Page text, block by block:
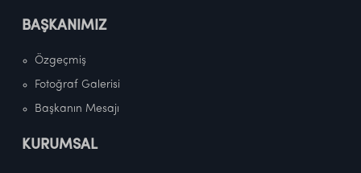
BAŞKANIMIZ
Özgeçmiş
Fotoğraf Galerisi
Başkanın Mesajı
KURUMSAL